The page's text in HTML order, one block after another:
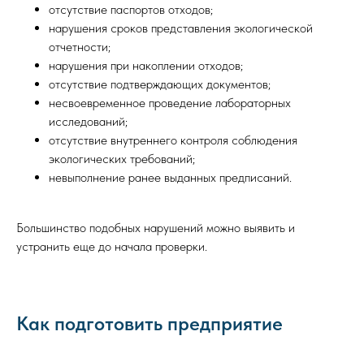
отсутствие паспортов отходов;
нарушения сроков представления экологической
отчетности;
нарушения при накоплении отходов;
отсутствие подтверждающих документов;
несвоевременное проведение лабораторных
исследований;
отсутствие внутреннего контроля соблюдения
экологических требований;
невыполнение ранее выданных предписаний.
Большинство подобных нарушений можно выявить и
устранить еще до начала проверки.
Как подготовить предприятие